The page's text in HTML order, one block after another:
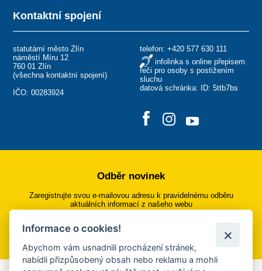
Kontaktní spojení
statutární město Zlín
náměstí Míru 12
760 01 Zlín
(všechna kontaktní spojení)
IČO: 00283924
telefon: +420 577 630 111
infolinka s online přepisem
řeči pro osoby s postižením
sluchu
datová schránka: ID: 5ttb7bs
Odběr novinek
Zaregistrujte svou e-mailovou adresu k pravidelnému odběru
aktuálních informací z našeho webu
Přihlásit se k odběru
Informace o cookies!
Abychom vám usnadnili procházení stránek,
nabídli přizpůsobený obsah nebo reklamu a mohli